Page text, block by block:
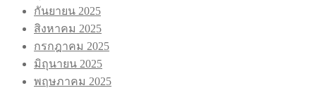
กันยายน 2025
สิงหาคม 2025
กรกฎาคม 2025
มิถุนายน 2025
พฤษภาคม 2025